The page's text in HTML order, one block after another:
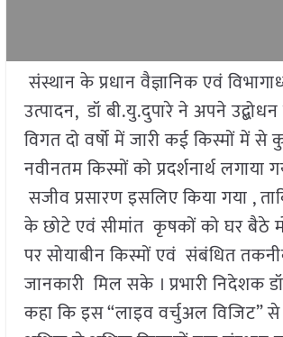
संस्थान के प्रधान वैज्ञानिक एवं
उत्पादन, डॉ बी.यु.दुपारे ने अपने
विगत दो वर्षो में जारी कई किस्मों में से
नवीनतम किस्मों को प्रदर्शनार्थ लगाया
सजीव प्रसारण इसलिए किया गया ,
के छोटे एवं सीमांत कृषकों को घर बैठे
पर सोयाबीन किस्मों एवं संबंधित
जानकारी मिल सके । प्रभारी निदेशक
कहा कि इस “लाइव वर्चुअल विजिट”